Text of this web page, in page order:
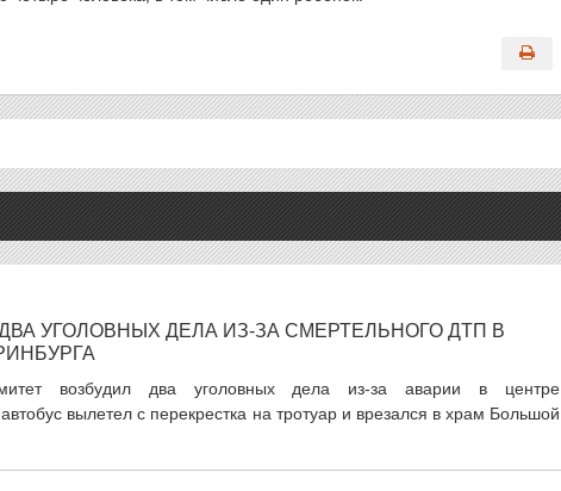
УГОЛОВНЫХ ДЕЛА ИЗ-ЗА СМЕРТЕЛЬНОГО ДТП В
возбудил два уголовных дела из-за аварии в центре
вылетел с перекрестка на тротуар и врезался в храм Большой